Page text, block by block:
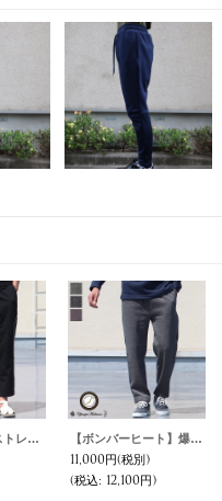
ナイロン 4wayストレッチ ライン イージーアンクルパンツ【MADE IN JAPAN】『日本製』【送料無料】/ Upscape Audience 【ボンバーヒート】爆暖TWEED タックイージーアンクルパンツ【送料無料】『日本製』【MADE IN JAPAN】 / Upscape Audience
11,000円(税別)
(税込: 12,100円)